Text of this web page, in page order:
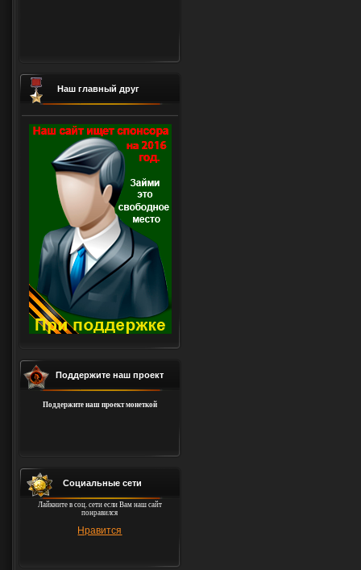
Наш главный друг
Поддержите наш проект
Поддержите наш проект монеткой
Социальные сети
Лайкните в соц. сети если Вам наш сайт
понравился
Нравится